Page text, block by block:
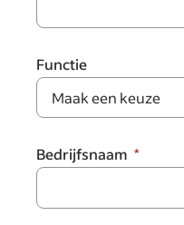
Functie
Bedrijfsnaam